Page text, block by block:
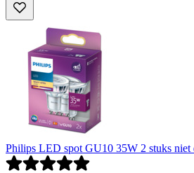
Philips LED spot GU10 35W 2 stuks niet